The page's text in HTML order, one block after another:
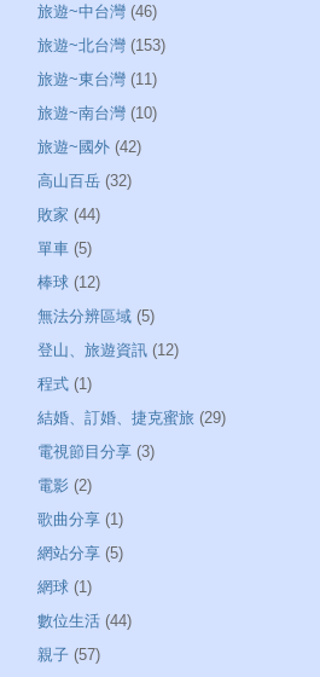
旅遊~中台灣 (46)
旅遊~北台灣 (153)
旅遊~東台灣 (11)
旅遊~南台灣 (10)
旅遊~國外 (42)
高山百岳 (32)
敗家 (44)
單車 (5)
棒球 (12)
無法分辨區域 (5)
登山、旅遊資訊 (12)
程式 (1)
結婚、訂婚、捷克蜜旅 (29)
電視節目分享 (3)
電影 (2)
歌曲分享 (1)
網站分享 (5)
網球 (1)
數位生活 (44)
親子 (57)